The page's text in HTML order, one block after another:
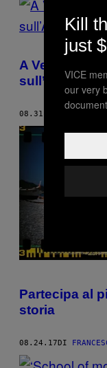
A Venezia
sull’America
08.31.17
Partecipa al
storia
08.24.17DI
Kill
just
VICE
our very